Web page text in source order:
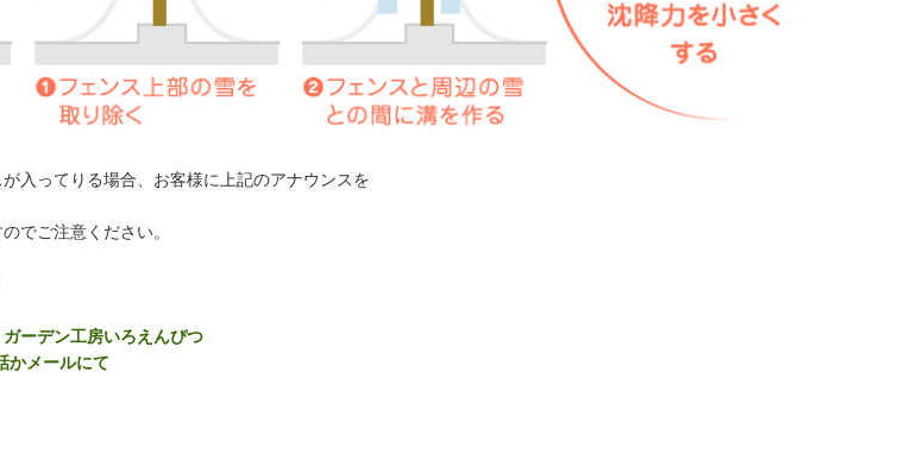
入ってりる場合、お客様に上記のアナウンスを
でご注意ください。
ガーデン工房いろえんぴつ
かメールにて